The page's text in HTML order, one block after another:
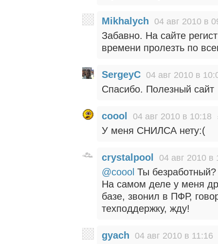
Mikhalych 04 авг 2010 в
Забавно. На сайте
времени пролезть по
SergeyC 04 авг 2010 в
Спасибо. Полезный сайт
coool 04 авг 2010 в 10:18
У меня СНИЛСА нету:(
crystalpool 04 авг 2010 в
@coool Ты безработный?
На самом деле у меня
базе, звонил в ПФР,
техподдержку, жду!
gyach 04 авг 2010 в 11:16